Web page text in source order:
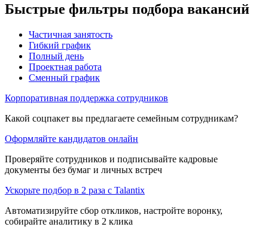
Быстрые фильтры подбора вакансий
Частичная занятость
Гибкий график
Полный день
Проектная работа
Сменный график
Корпоративная поддержка сотрудников
Какой соцпакет вы предлагаете семейным сотрудникам?
Оформляйте кандидатов онлайн
Проверяйте сотрудников и подписывайте кадровые
документы без бумаг и личных встреч
Ускорьте подбор в 2 раза с Talantix
Автоматизируйте сбор откликов, настройте воронку,
собирайте аналитику в 2 клика